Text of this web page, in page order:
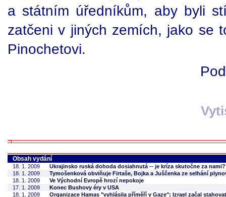
a státním úředníkům, aby byli
zatčeni v jiných zemích, jako se
Pinochetovi.
Obsah vydání
18. 1. 2009
Ukrajinsko ruská dohoda dosiahnutá -- je kríza skutočne za nami?
18. 1. 2009
Tymošenková obviňuje Firtaše, Bojka a Juščenka ze selhání
18. 1. 2009
Ve Východní Evropě hrozí nepokoje
17. 1. 2009
Konec Bushovy éry v USA
18. 1. 2009
Organizace Hamas "vyhlásila příměří v Gaze"; Izrael začal